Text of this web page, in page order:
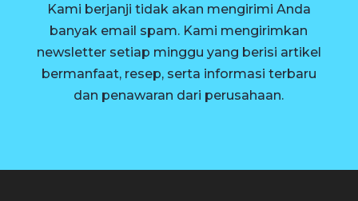
Kami berjanji tidak akan mengirimi Anda
banyak email spam. Kami mengirimkan
newsletter setiap minggu yang berisi artikel
bermanfaat, resep, serta informasi terbaru
dan penawaran dari perusahaan.